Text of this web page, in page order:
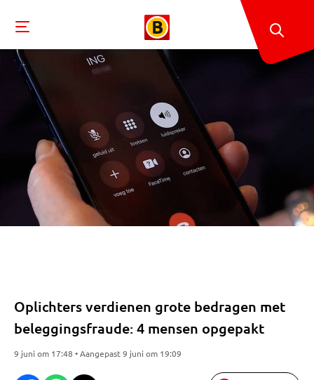
Oplichters verdienen grote bedragen met
beleggingsfraude: 4 mensen opgepakt
9 juni om 17:48 • Aangepast 9 juni om 19:09